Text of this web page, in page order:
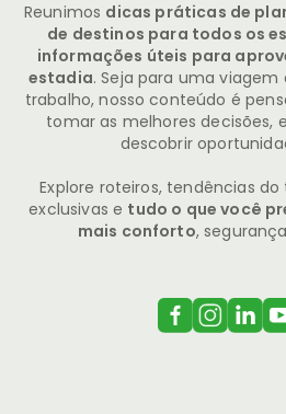
Reunimos dicas práticas de
de destinos para todos os
informações úteis para
estadia. Seja para uma
trabalho, nosso conteúdo é
tomar as melhores decisões,
descobrir
Explore roteiros, tendências
exclusivas e tudo o que você
mais conforto,